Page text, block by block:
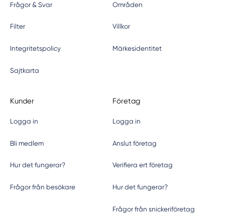
Frågor & Svar Områden
Filter Villkor
Integritetspolicy Märkesidentitet
Sajtkarta
Kunder
Logga in
Bli medlem
Hur det fungerar?
Frågor från besökare
Företag
Logga in
Anslut företag
Verifiera ert företag
Hur det fungerar?
Frågor från snickeriföretag